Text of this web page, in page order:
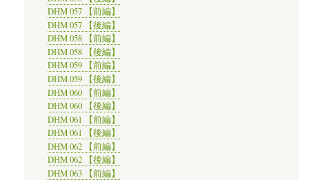
DHM 057 【前編】
DHM 057 【後編】
DHM 058 【前編】
DHM 058 【後編】
DHM 059 【前編】
DHM 059 【後編】
DHM 060 【前編】
DHM 060 【後編】
DHM 061 【前編】
DHM 061 【後編】
DHM 062 【前編】
DHM 062 【後編】
DHM 063 【前編】